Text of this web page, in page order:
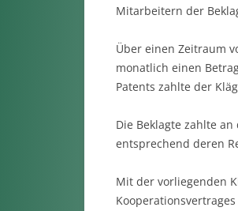
Mitarbeitern der
Über einen Zeitraum
monatlich einen
Patents zahlte der
Die Beklagte zahlte
entsprechend deren
Mit der vorliegenden